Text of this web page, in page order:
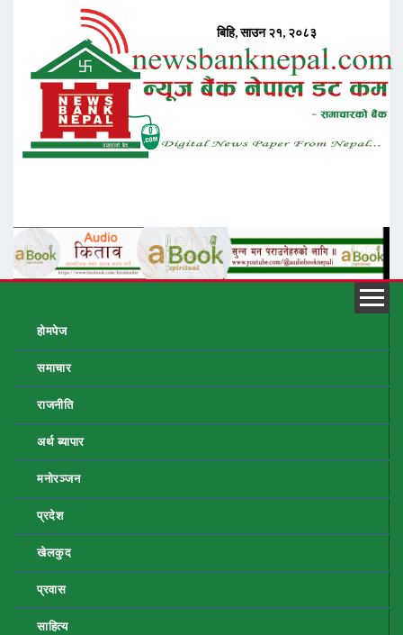
होमपेज
समाचार
राजनीति
अर्थ ब्यापार
मनोरञ्जन
प्रदेश
खेलकुद
प्रवास
साहित्य